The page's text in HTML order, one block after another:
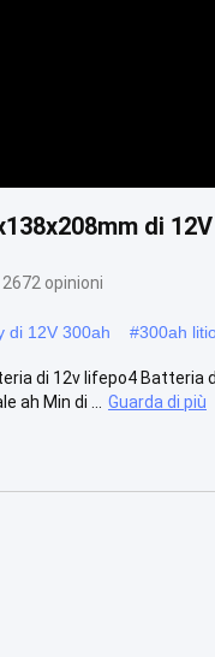
di
opinioni
di 12V 300ah #300ah
di 12v lifepo4
ah Min di ...
Guarda di più